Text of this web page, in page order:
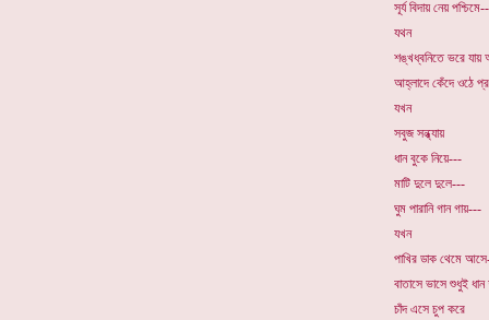
সূর্য বিদায় নেয়
যথন
শঙ্খধ্বনিতে ভরে যায়
আহ্লাদে কেঁদে ওঠে
যখন
সবুজ সন্ধ্যায়
ধান বুকে নিয়ে---
মাটি দুলে দুলে---
ঘুম পারানি গান গায়---
যখন
পাখির ডাক থেমে
বাতাসে ভাসে শুধুই
চাঁদ এসে চুপ করে